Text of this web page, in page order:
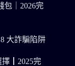
包｜2026完
大詐騙陷阱
擇┃2025完